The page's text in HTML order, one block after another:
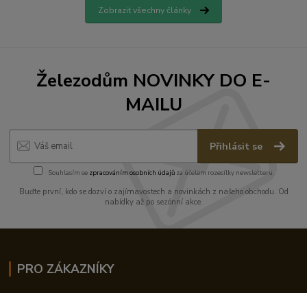
Zobrazit všechny články
Železodům NOVINKY DO E-
MAILU
Přihlásit se
Souhlasím se zpracováním osobních údajůza účelem rozesílky newsletteru.
Buďte první, kdo se dozví o zajímavostech a novinkách z našeho obchodu. Od
nabídky až po sezónní akce.
PRO ZÁKAZNÍKY